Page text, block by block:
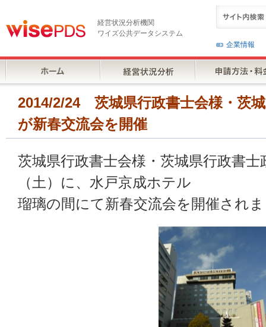
経営状況分析機関
ワイズ公共データシステム
企業情報
2014/2/24 茨城県行政書士会様・茨
が新春交流会を開催
茨城県行政書士会様・茨城県行政書
（土）に、水戸京成ホテル
瑠璃の間にて新春交流会を開催され